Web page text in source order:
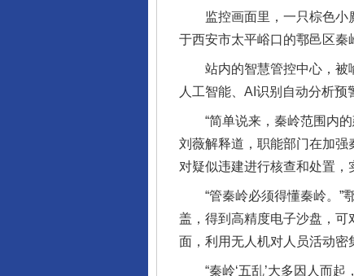
监控画面里，一只棕色小麂
于西安市太平峪口的鄠邑区秦
站内的智慧管控中心，被喻
人工智能、AI识别自动分析预
“简单说来，秦岭范围内的
刘薇解释道，职能部门在加强
对疑似违建进行核查和处置，
“管秦岭必须得懂秦岭。”鄠
盖，得到高精度电子沙盘，
面，利用无人机对人员活动密
“秦岭‘五乱’大多因人而起